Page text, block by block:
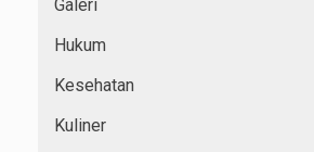
Galeri
Hukum
Kesehatan
Kuliner